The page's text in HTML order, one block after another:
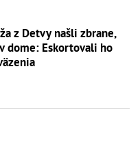
z Detvy našli zbrane,
dome: Eskortovali ho